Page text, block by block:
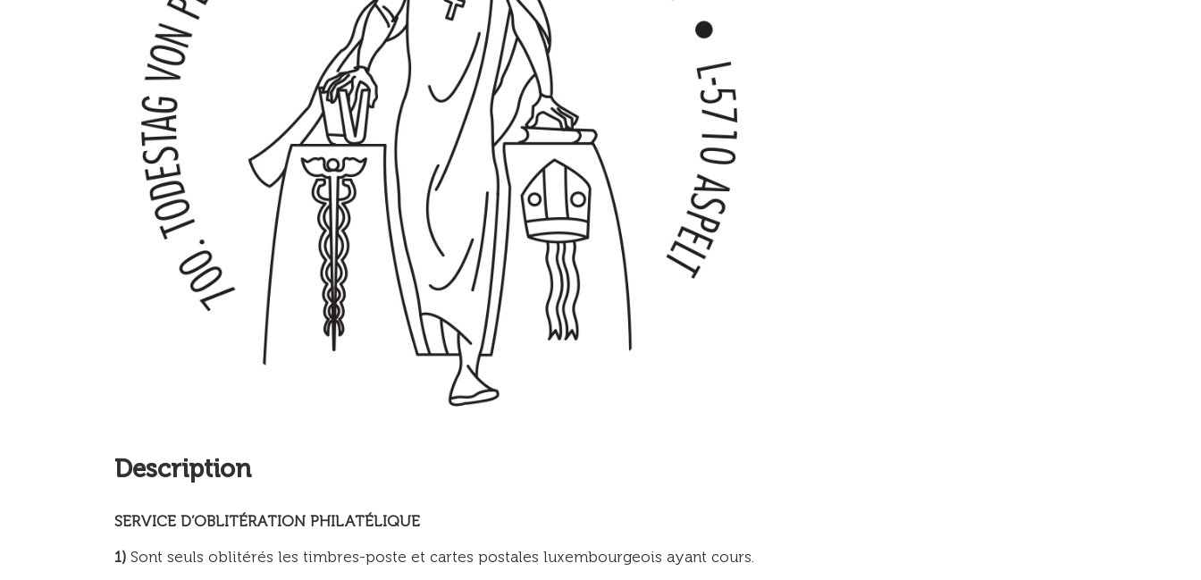
Description
SERVICE D’OBLITÉRATION PHILATÉLIQUE
1) Sont seuls oblitérés les timbres-poste et cartes postales luxembourgeois ayant cours.